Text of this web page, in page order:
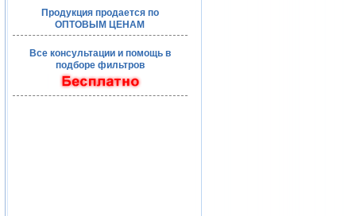
Продукция продается по
ОПТОВЫМ ЦЕНАМ
Все консультации и помощь в
подборе фильтров